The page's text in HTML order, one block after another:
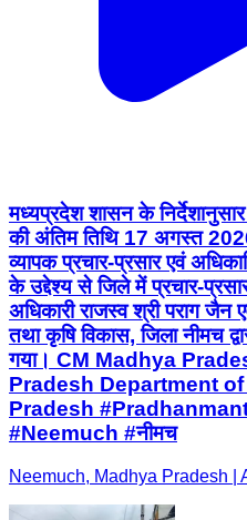
मध्यप्रदेश शासन के
की अंतिम तिथि 17 अगस्त
व्यापक प्रचार-प्रसार एवं
के उद्देश्य से जिले में प्रचार-
अधिकारी राजस्व श्री पराग
तथा कृषि विकास, जिला नीमच
गया। CM Madhya
Pradesh Department
Pradesh
#Neemuch #नीमच
Neemuch, Madhya Pradesh |